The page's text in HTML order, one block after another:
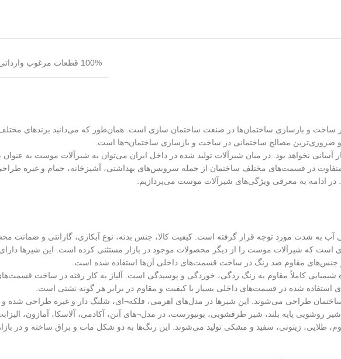
100% قطعات مرغوب وارداتی + مونتاژ ایرانی = شیرآلات با بالاترین استانداردهای جهانی
ساخت و بازسازی ساختمان‌ها در صنعت ساختمان سازی است. همان‌طور که می‌دانید برندهای
و ضروری‌ترین مصالح ساختمانی در ساخت و بازسازی ساختمان¬ها است.
آسانی نخواهد بود. در میان شیرآلات تولید شده در داخل ایران می‌توان به شیرآلات موست به
در قسمت‌های مختلف ساختمان از جمله سرویس‌های بهداشتی، آشپزخانه، حمام و غیره طراحی
در ادامه به معرفی ویژگی‌های شیرآلات موست می‌پردازیم.
به شدت مورد توجه قرار گرفته است. کیفیت کالا، جنس بدنه، نوع آبکاری، گارانتی و ضمانت
است که شیرآلات موست را از دیگر محصولات موجود در بازار مستثنی کرده است. این شیرها دارای
از جنس‌های مقاوم ضد زنگ در ساخت قسمت‌های داخلی آن‌ها استفاده شده است.
کاملاً مقاوم به زنگ زدگی، خوردگی و پوسیدگی است. آلیاژ به کار رفته در ساخت
استفاده شده در قسمت‌های داخلی بسیار با کیفیت و مقاوم در برابر هر گونه نشتی است.
طراحی می‌شوند. این شیرها در مدل‌های اهرمی، فلکه¬ای، شلنگ دار و غیره طراحی شده و
پایه بلند، شیر ظرفشویی، یونیورست، در مدل¬های آتن، آکادمی، آلاسکا، آمازون،
طلایی، زیتونی، سفید و مشکی تولید می‌شوند. این رنگ‌ها به دو شکل مات و براق ساخته و در